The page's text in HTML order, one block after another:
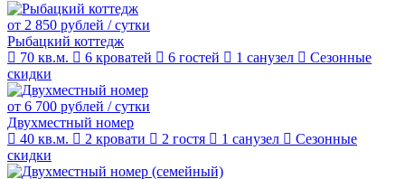
от 2 850 рублей / сутки
Рыбацкий коттедж
70 кв.м.
6 кроватей 6 гостей 1 санузел
Сезонные
скидки
от 6 700 рублей / сутки
Двухместный номер
40 кв.м.
2 кровати 2 гостя 1 санузел
Сезонные
скидки